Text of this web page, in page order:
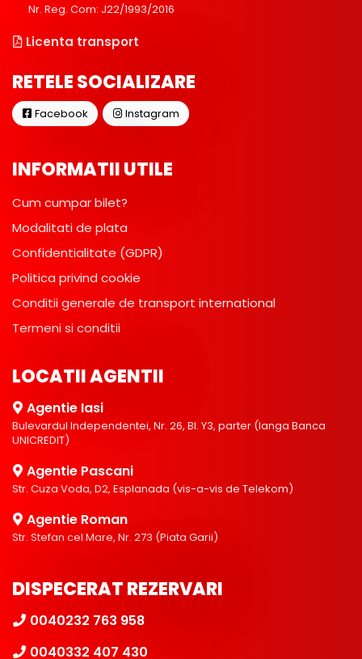
Nr. Reg. Com: J22/1993/2016
Licenta transport
RETELE SOCIALIZARE
Facebook Instagram
INFORMATII UTILE
Cum cumpar bilet?
Modalitati de plata
Confidentialitate (GDPR)
Politica privind cookie
Conditii generale de transport international
Termeni si conditii
LOCATII AGENTII
Agentie Iasi
Bulevardul Independentei, Nr. 26, Bl. Y3, parter (langa Banca
UNICREDIT)
Agentie Pascani
Str. Cuza Voda, D2, Esplanada (vis-a-vis de Telekom)
Agentie Roman
Str. Stefan cel Mare, Nr. 273 (Piata Garii)
DISPECERAT REZERVARI
0040232 763 958
0040332 407 430